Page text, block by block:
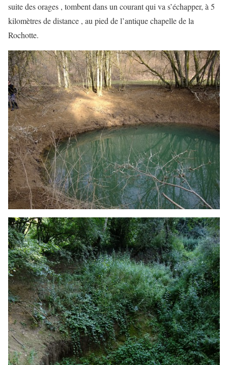
suite des orages , tombent dans un courant qui va s’échapper, à 5
kilomètres de distance , au pied de l’antique chapelle de la
Rochotte.